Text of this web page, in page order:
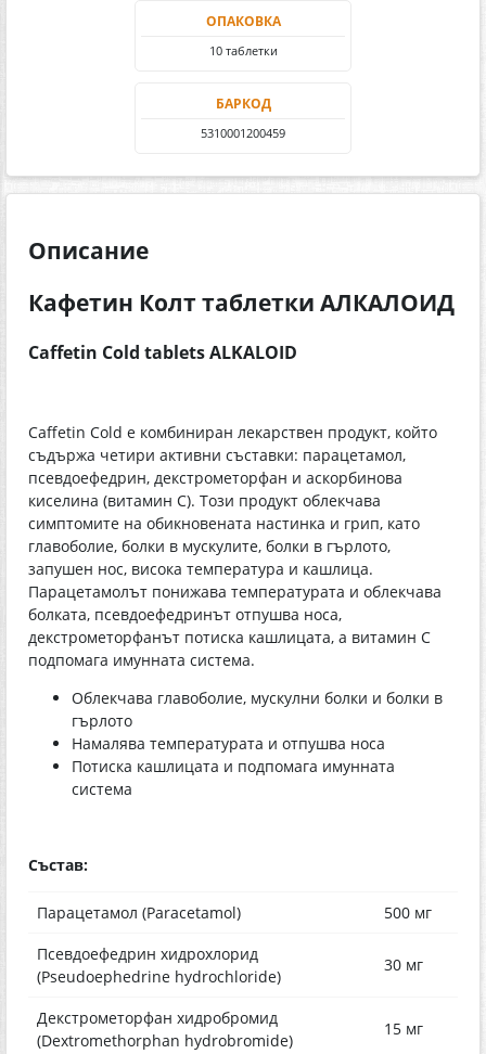
ОПАКОВКА
10 таблетки
БАРКОД
5310001200459
Описание
Кафетин Колт таблетки АЛКАЛОИД
Caffetin Cold tablets ALKALOID
Caffetin Cold е комбиниран лекарствен продукт, който
съдържа четири активни съставки: парацетамол,
псевдоефедрин, декстрометорфан и аскорбинова
киселина (витамин C). Този продукт облекчава
симптомите на обикновената настинка и грип, като
главоболие, болки в мускулите, болки в гърлото,
запушен нос, висока температура и кашлица.
Парацетамолът понижава температурата и облекчава
болката, псевдоефедринът отпушва носа,
декстрометорфанът потиска кашлицата, а витамин C
подпомага имунната система.
Облекчава главоболие, мускулни болки и болки в
гърлото
Намалява температурата и отпушва носа
Потиска кашлицата и подпомага имунната
система
Състав:
Парацетамол (Paracetamol)
500 мг
Псевдоефедрин хидрохлорид
(Pseudoephedrine hydrochloride)
30 мг
Декстрометорфан хидробромид
(Dextromethorphan hydrobromide)
15 мг